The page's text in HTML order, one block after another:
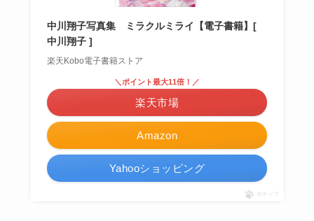
中川翔子写真集 ミラクルミライ【電子書籍】[
中川翔子 ]
楽天Kobo電子書籍ストア
Amazon
＼ポイント最大11倍！／
楽天市場
Yahooショッピング
ポチップ